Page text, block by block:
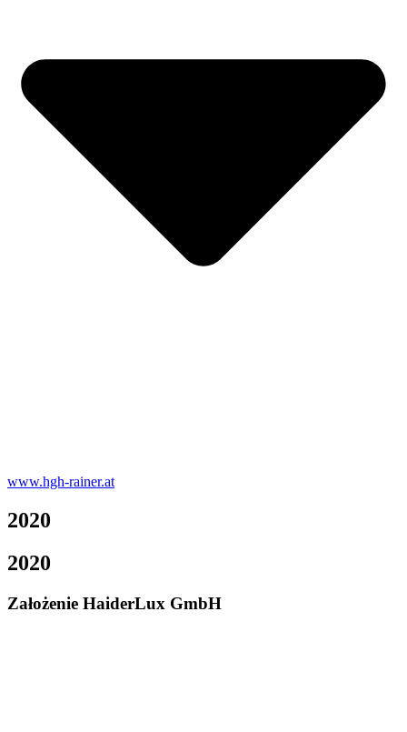
www.hgh-rainer.at
2020
2020
Założenie HaiderLux GmbH